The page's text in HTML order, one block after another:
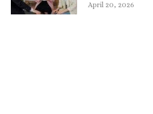
April 20, 2026